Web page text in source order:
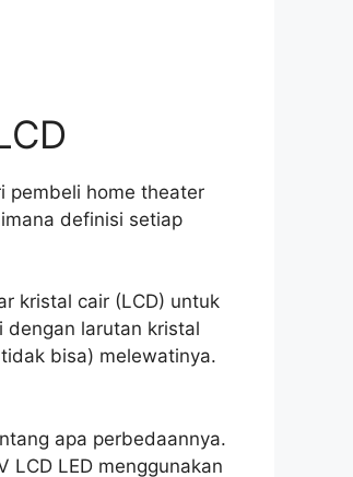
pembeli home theater
definisi setiap
kristal cair (LCD) untuk
dengan larutan kristal
bisa) melewatinya.
apa perbedaannya.
LCD LED menggunakan